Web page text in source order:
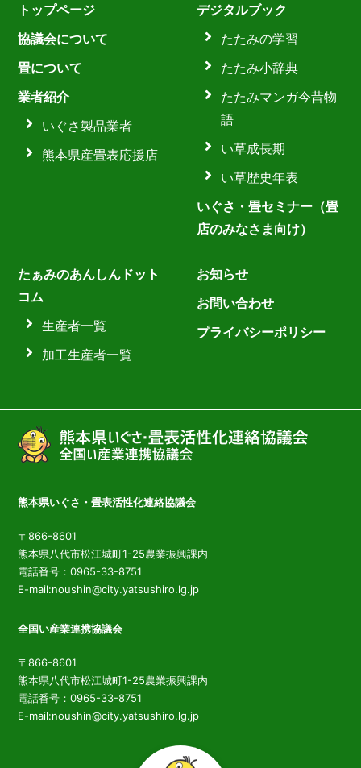
トップページ
協議会について
畳について
業者紹介
いぐさ製品業者
熊本県産畳表応援店
デジタルブック
たたみの学習
たたみ小辞典
たたみマンガ今昔物
語
い草成長期
い草歴史年表
いぐさ・畳セミナー（畳
店のみなさま向け）
たぁみのあんしんドット
コム
生産者一覧
加工生産者一覧
お知らせ
お問い合わせ
プライバシーポリシー
熊本県いぐさ・畳表活性化連絡協議会
〒866-8601
熊本県八代市松江城町1-25農業振興課内
電話番号：0965-33-8751
E-mail:noushin@city.yatsushiro.lg.jp
全国い産業連携協議会
〒866-8601
熊本県八代市松江城町1-25農業振興課内
電話番号：0965-33-8751
E-mail:noushin@city.yatsushiro.lg.jp